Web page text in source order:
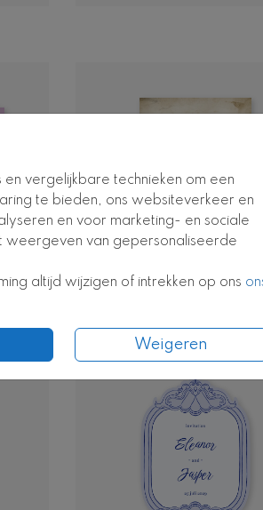
en vergelijkbare technieken om een
te bieden, ons websiteverkeer en
en voor marketing- en sociale
weergeven van gepersonaliseerde
altijd wijzigen of intrekken op ons
Weigeren